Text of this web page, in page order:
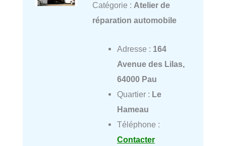
Catégorie : Atelier de
réparation automobile
Adresse : 164
Avenue des Lilas,
64000 Pau
Quartier : Le
Hameau
Téléphone :
Contacter